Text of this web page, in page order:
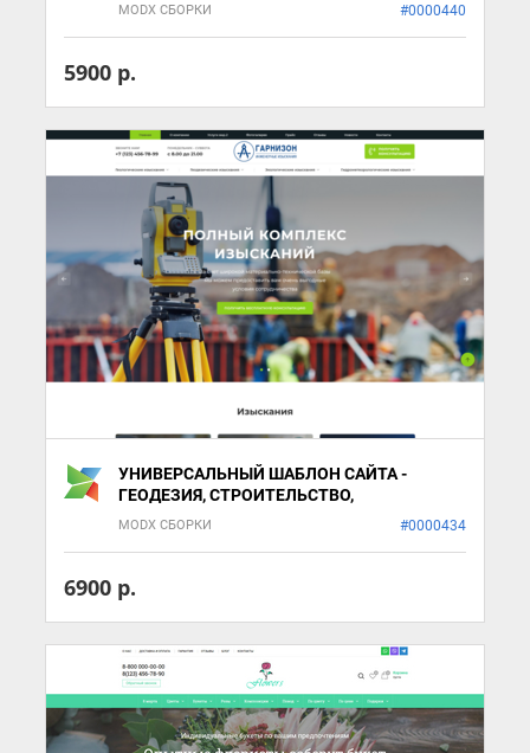
MODX СБОРКИ #0000440
5900 р.
УНИВЕРСАЛЬНЫЙ ШАБЛОН САЙТА -
ГЕОДЕЗИЯ, СТРОИТЕЛЬСТВО,
ПРОИЗВОДСТВО
MODX СБОРКИ #0000434
6900 р.